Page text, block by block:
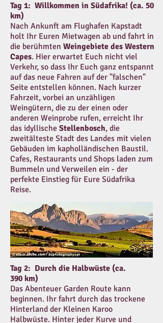
Tag 1: Willkommen in Südafrika! (ca. 50
km)
Nach Ankunft am Flughafen Kapstadt
holt Ihr Euren Mietwagen ab und fahrt in
die berühmten Weingebiete des Western
Capes. Hier erwartet Euch nicht viel
Verkehr, so dass Ihr Euch ganz entspannt
auf das neue Fahren auf der "falschen"
Seite entstellen können. Nach kurzer
Fahrzeit, vorbei an unzähligen
Weingütern, die zu der einen oder
anderen Weinprobe rufen, erreicht Ihr
das idyllische Stellenbosch, die
zweitälteste Stadt des Landes mit vielen
Gebäuden im kapholländischen Baustil.
Cafes, Restaurants und Shops laden zum
Bummeln und Verweilen ein - der
perfekte Einstieg für Eure Südafrika
Reise.
Tag 2: Durch die Halbwüste (ca.
390 km)
Das Abenteuer Garden Route kann
beginnen. Ihr fahrt durch das trockene
Hinterland der Kleinen Karoo
Halbwüste. Hinter jeder Kurve und